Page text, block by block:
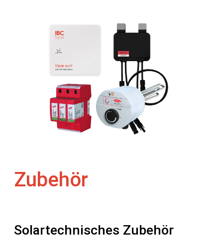
Zubehör
Solartechnisches Zubehör